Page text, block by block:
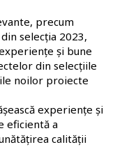
precum
selecția 2023,
și bune
din selecțiile
noilor proiecte
experiențe și
eficientă a
calității